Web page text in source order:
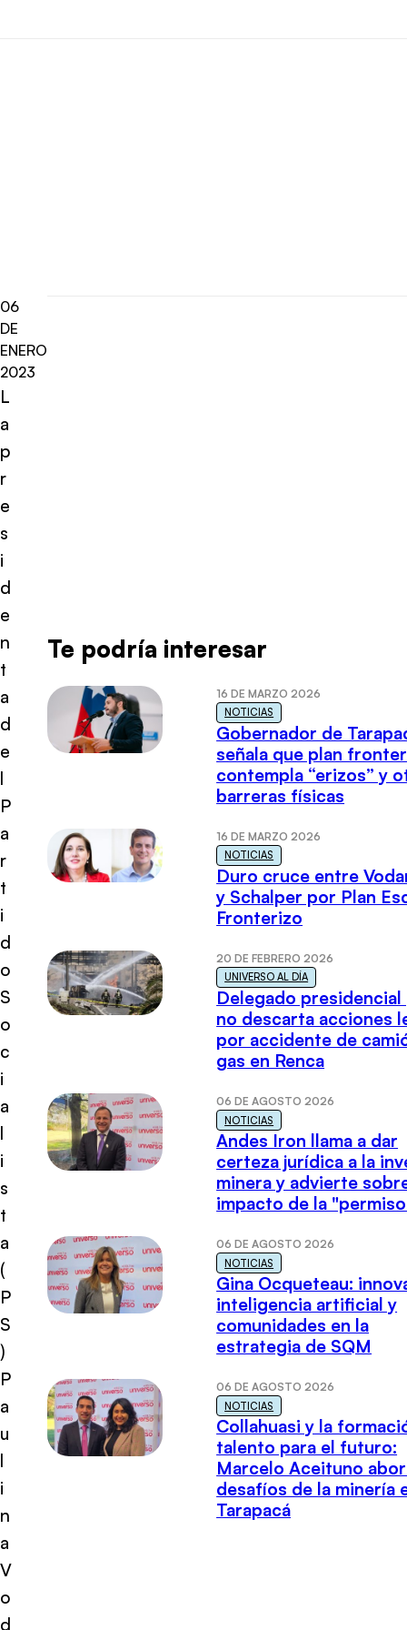
06
DE
ENERO
2023
L
a
p
r
e
s
i
d
e
n
t
a
d
e
l
P
a
r
t
i
d
o
S
o
c
i
a
l
i
s
t
a
(
P
S
)
P
a
u
l
i
n
a
V
o
d
Te podría interesar
16 DE MARZO 2026
NOTICIAS
Gobernador de
señala que plan
contempla “erizos” y
barreras físicas
16 DE MARZO 2026
NOTICIAS
Duro cruce entre
y Schalper por Plan
Fronterizo
20 DE FEBRERO 2026
UNIVERSO AL DÍA
Delegado presidencial
no descarta acciones
por accidente de
gas en Renca
06 DE AGOSTO 2026
NOTICIAS
Andes Iron llama a dar
certeza jurídica a la
minera y advierte
impacto de la
06 DE AGOSTO 2026
NOTICIAS
Gina Ocqueteau:
inteligencia artificial y
comunidades en la
estrategia de SQM
06 DE AGOSTO 2026
NOTICIAS
Collahuasi y la
talento para el futuro:
Marcelo Aceituno
desafíos de la minería
Tarapacá